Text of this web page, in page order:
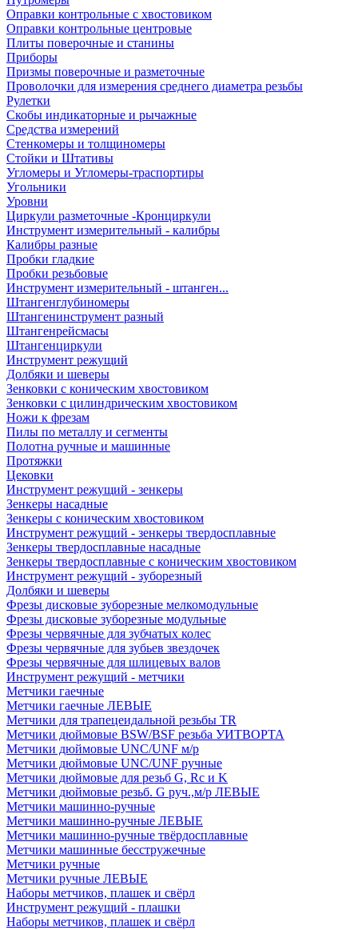
Оправки контрольные с хвостовиком
Оправки контрольные центровые
Плиты поверочные и станины
Приборы
Призмы поверочные и разметочные
Проволочки для измерения среднего диаметра резьбы
Рулетки
Скобы индикаторные и рычажные
Средства измерений
Стенкомеры и толщиномеры
Стойки и Штативы
Угломеры и Угломеры-траспортиры
Угольники
Уровни
Циркули разметочные -Кронциркули
Инструмент измерительный - калибры
Калибры разные
Пробки гладкие
Пробки резьбовые
Инструмент измерительный - штанген...
Штангенглубиномеры
Штангенинструмент разный
Штангенрейсмасы
Штангенциркули
Инструмент режущий
Долбяки и шеверы
Зенковки с коническим хвостовиком
Зенковки с цилиндрическим хвостовиком
Ножи к фрезам
Пилы по металлу и сегменты
Полотна ручные и машинные
Протяжки
Цековки
Инструмент режущий - зенкеры
Зенкеры насадные
Зенкеры с коническим хвостовиком
Инструмент режущий - зенкеры твердосплавные
Зенкеры твердосплавные насадные
Зенкеры твердосплавные с коническим хвостовиком
Инструмент режущий - зуборезный
Долбяки и шеверы
Фрезы дисковые зуборезные мелкомодульные
Фрезы дисковые зуборезные модульные
Фрезы червячные для зубчатых колес
Фрезы червячные для зубьев звездочек
Фрезы червячные для шлицевых валов
Инструмент режущий - метчики
Метчики гаечные
Метчики гаечные ЛЕВЫЕ
Метчики для трапецеидальной резьбы TR
Метчики дюймовые BSW/BSF резьба УИТВОРТА
Метчики дюймовые UNC/UNF м/р
Метчики дюймовые UNC/UNF ручные
Метчики дюймовые для резьб G, Rc и K
Метчики дюймовые резьб. G руч.,м/р ЛЕВЫЕ
Метчики машинно-ручные
Метчики машинно-ручные ЛЕВЫЕ
Метчики машинно-ручные твёрдосплавные
Метчики машинные бесстружечные
Метчики ручные
Метчики ручные ЛЕВЫЕ
Наборы метчиков, плашек и свёрл
Инструмент режущий - плашки
Наборы метчиков, плашек и свёрл